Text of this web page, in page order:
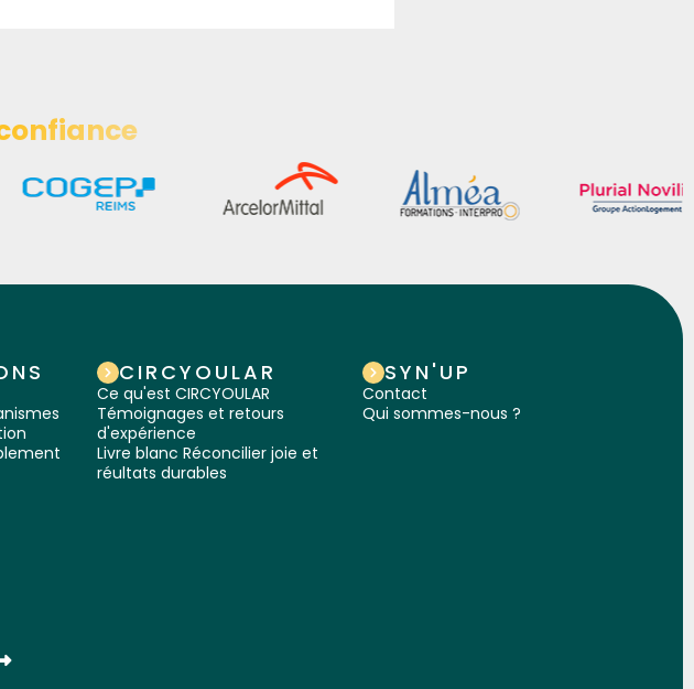
CIRCYOULAR
Ce qu'est CIRCYOULAR
Témoignages et retours
d'expérience
Livre blanc Réconcilier joie et
réultats durables
SYN'UP
Contact
Qui sommes-nous ?